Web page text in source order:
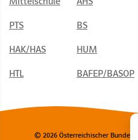
PTS BS
HAK/HAS HUM
HTL BAFEP/BASOP
© 2026 Österreichischer